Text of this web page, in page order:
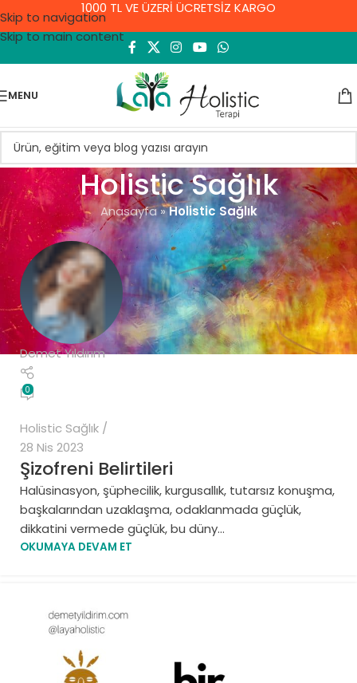
Skip to navigation
Skip to main content
1000 TL VE ÜZERİ ÜCRETSİZ KARGO
MENU
Holistic Sağlık
Anasayfa»Holistic Sağlık
Demet Yıldırım
0
Holistic Sağlık
28 Nis 2023
Şizofreni Belirtileri
Halüsinasyon, şüphecilik, kurgusallık, tutarsız konuşma,
başkalarından uzaklaşma, odaklanmada güçlük,
dikkatini vermede güçlük, bu düny...
OKUMAYA DEVAM ET